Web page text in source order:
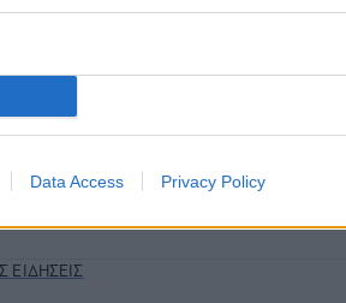
Data Access Privacy Policy
το κρασί σου;
ΕΙΔΗΣΕΙΣ